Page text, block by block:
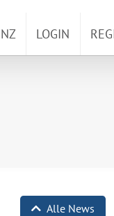
LOGIN
Alle News